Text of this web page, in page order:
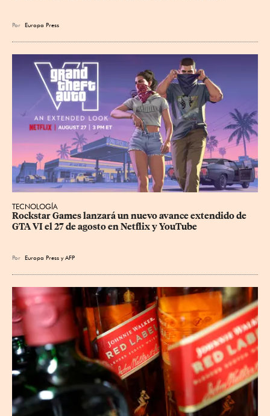
Por Europa Press
TECNOLOGÍA
Rockstar Games lanzará un nuevo avance extendido de
GTA VI el 27 de agosto en Netflix y YouTube
Por Europa Press yAFP